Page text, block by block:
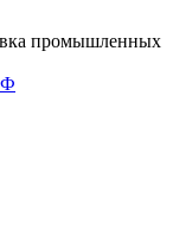
промышленных